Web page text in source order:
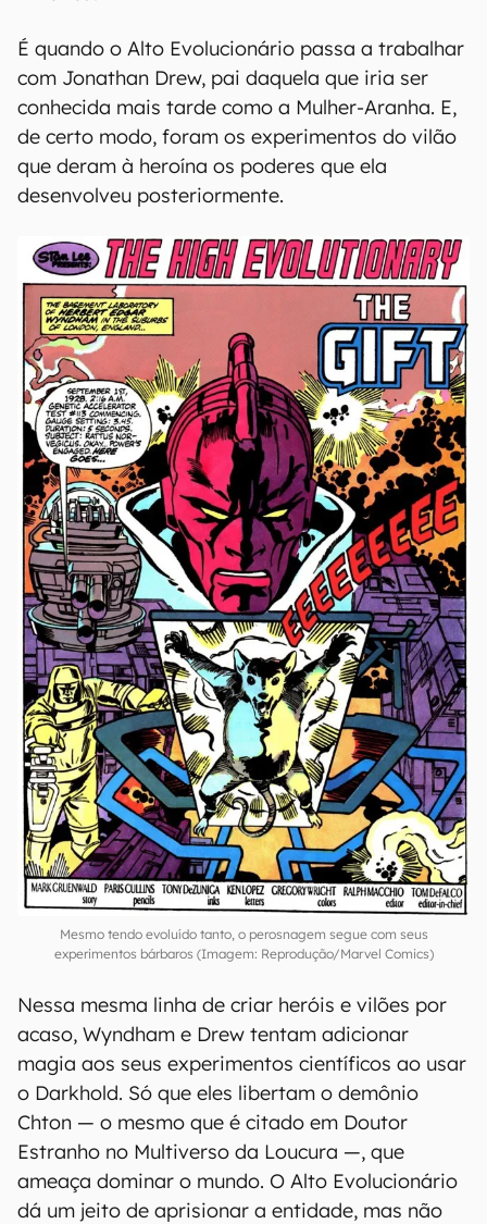
É quando o Alto Evolucionário passa a trabalhar
com Jonathan Drew, pai daquela que iria ser
conhecida mais tarde como a Mulher-Aranha. E,
de certo modo, foram os experimentos do vilão
que deram à heroína os poderes que ela
desenvolveu posteriormente.
Mesmo tendo evoluído tanto, o perosnagem segue com seus
experimentos bárbaros (Imagem: Reprodução/Marvel Comics)
Nessa mesma linha de criar heróis e vilões por
acaso, Wyndham e Drew tentam adicionar
magia aos seus experimentos científicos ao usar
o Darkhold. Só que eles libertam o demônio
Chton — o mesmo que é citado em Doutor
Estranho no Multiverso da Loucura —, que
ameaça dominar o mundo. O Alto Evolucionário
dá um jeito de aprisionar a entidade, mas não